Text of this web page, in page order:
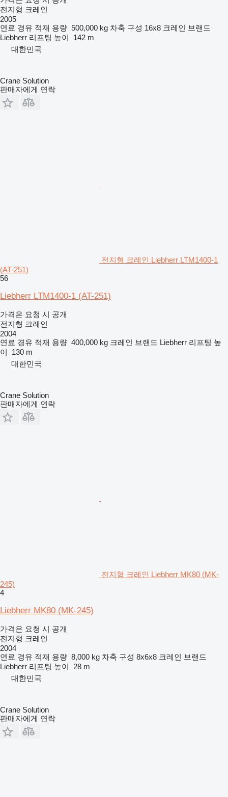
전지형 크레인
2005
연료 경유 적재 용량 500,000 kg 차축 구성 16x8 크레인 브랜드
Liebherr 리프팅 높이
142 m
대한민국
Crane Solution
판매자에게 연락
전지형 크레인 Liebherr LTM1400-1
(AT-251)
56
Liebherr LTM1400-1 (AT-251)
가격은 요청 시 공개
전지형 크레인
2004
연료 경유 적재 용량 400,000 kg 크레인 브랜드 Liebherr 리프팅 높
이
130 m
대한민국
Crane Solution
판매자에게 연락
전지형 크레인 Liebherr MK80 (MK-
245)
4
Liebherr MK80 (MK-245)
가격은 요청 시 공개
전지형 크레인
2004
연료 경유 적재 용량 8,000 kg 차축 구성 8x6x8 크레인 브랜드
Liebherr 리프팅 높이
28 m
대한민국
Crane Solution
판매자에게 연락